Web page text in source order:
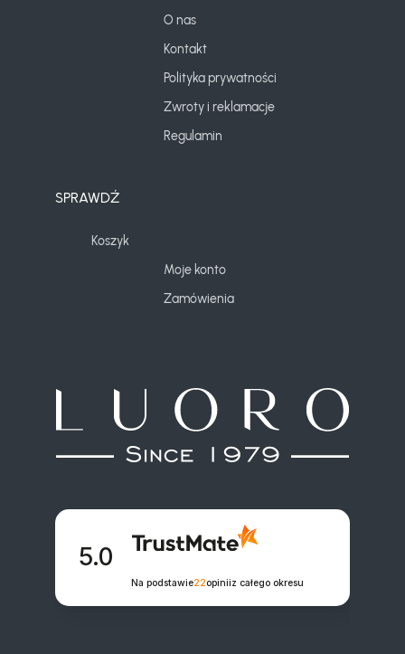
O nas
Kontakt
Polityka prywatności
Zwroty i reklamacje
Regulamin
SPRAWDŹ
Koszyk
Moje konto
Zamówienia
Na podstawie22opiniiz całego okresu